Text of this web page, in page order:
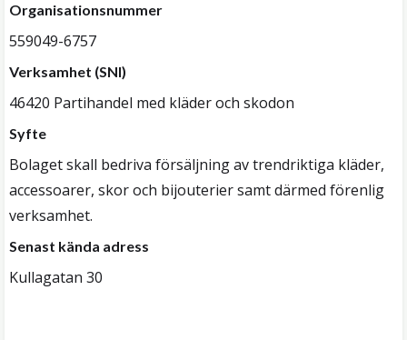
Organisationsnummer
559049-6757
Verksamhet (SNI)
46420 Partihandel med kläder och skodon
Syfte
Bolaget skall bedriva försäljning av trendriktiga kläder,
accessoarer, skor och bijouterier samt därmed förenlig
verksamhet.
Senast kända adress
Kullagatan 30